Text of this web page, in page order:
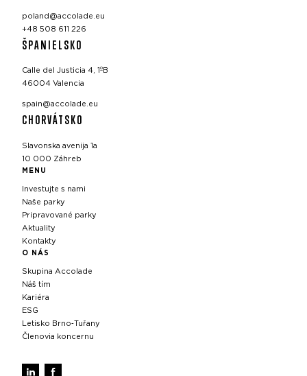
poland@accolade.eu
+48 508 611 226
ŠPANIELSKO
Calle del Justicia 4, 1ºB
46004 Valencia
spain@accolade.eu
CHORVÁTSKO
Slavonska avenija 1a
10 000 Záhreb
MENU
Investujte s nami
Naše parky
Pripravované parky
Aktuality
Kontakty
O NÁS
Skupina Accolade
Náš tím
Kariéra
ESG
Letisko Brno‑Tuřany
Členovia koncernu